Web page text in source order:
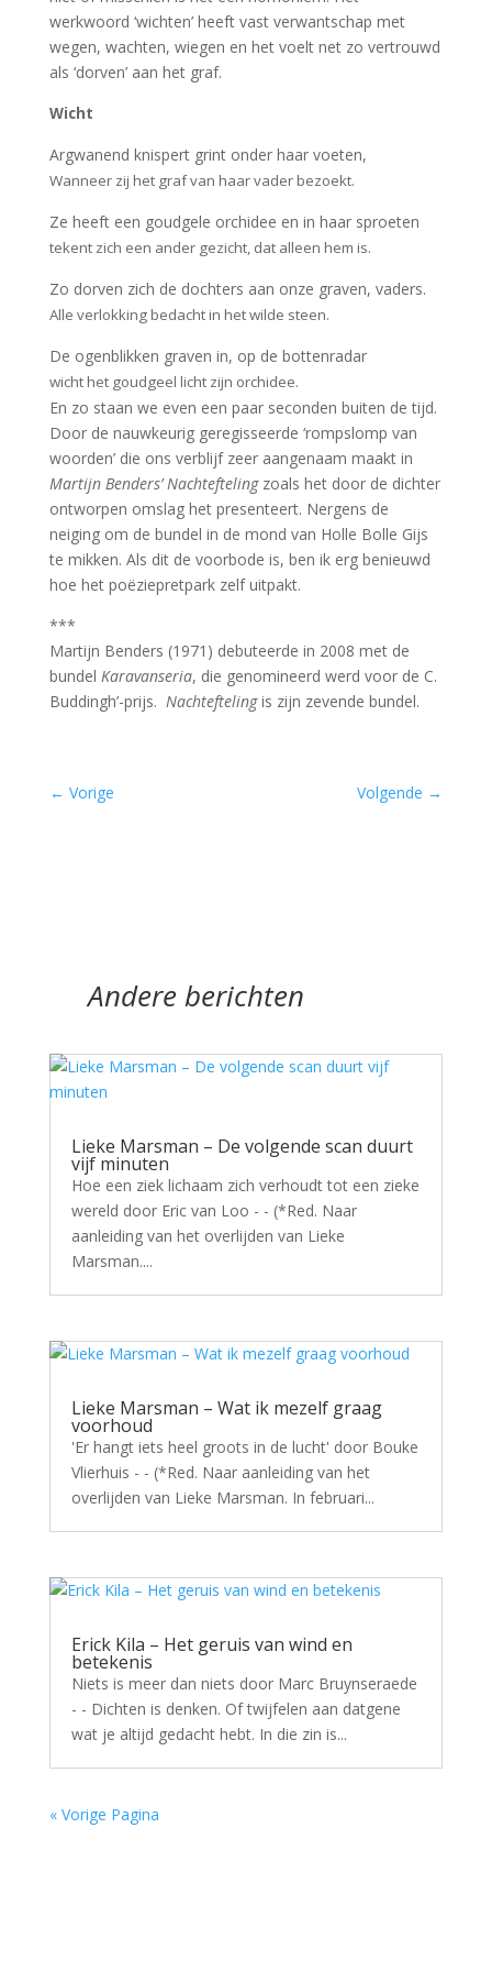
werkwoord ‘wichten’ heeft vast verwantschap met
wegen, wachten, wiegen en het voelt net zo vertrouwd
als ‘dorven’ aan het graf.
Wicht
Argwanend knispert grint onder haar voeten,
Wanneer zij het graf van haar vader bezoekt.
Ze heeft een goudgele orchidee en in haar sproeten
tekent zich een ander gezicht, dat alleen hem is.
Zo dorven zich de dochters aan onze graven, vaders.
Alle verlokking bedacht in het wilde steen.
De ogenblikken graven in, op de bottenradar
wicht het goudgeel licht zijn orchidee.
En zo staan we even een paar seconden buiten de tijd.
Door de nauwkeurig geregisseerde ‘rompslomp van
woorden’ die ons verblijf zeer aangenaam maakt in
Martijn Benders’ Nachteftelingzoals het door de dichter
ontworpen omslag het presenteert. Nergens de
neiging om de bundel in de mond van Holle Bolle Gijs
te mikken. Als dit de voorbode is, ben ik erg benieuwd
hoe het poëziepretpark zelf uitpakt.
***
Martijn Benders (1971) debuteerde in 2008 met de
bundel Karavanseria, die genomi­neerd werd voor de C.
Buddingh’-prijs. Nachteftelingis zijn zevende bundel.
← Vorige Volgende →
Andere berichten
Lieke Marsman – De volgende scan duurt
vijf minuten
Hoe een ziek lichaam zich verhoudt tot een zieke
wereld door Eric van Loo - - (*Red. Naar
aanleiding van het overlijden van Lieke
Marsman....
Lieke Marsman – Wat ik mezelf graag
voorhoud
'Er hangt iets heel groots in de lucht' door Bouke
Vlierhuis - - (*Red. Naar aanleiding van het
overlijden van Lieke Marsman. In februari...
Erick Kila – Het geruis van wind en
betekenis
Niets is meer dan niets door Marc Bruynseraede
- - Dichten is denken. Of twijfelen aan datgene
wat je altijd gedacht hebt. In die zin is...
« Vorige Pagina